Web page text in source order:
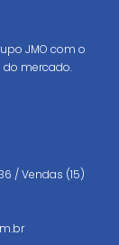
JMO com o
do mercado.
/ Vendas (15)